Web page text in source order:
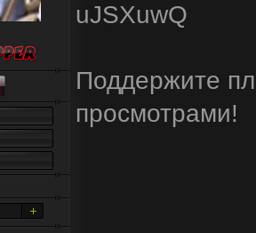
uJSXuwQ
Поддержите
просмотрами!